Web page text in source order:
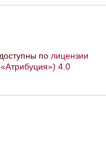
по лицензии
4.0